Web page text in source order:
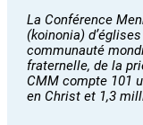
La Conférence
(koinonia)
communauté
fraternelle, de la
CMM compte 101
en Christ et 1,3